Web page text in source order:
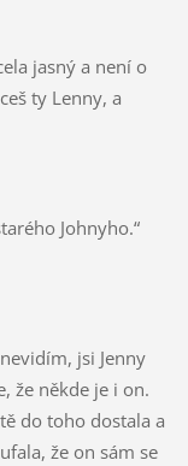
jasný a není o
ty Lenny, a
Johnyho.“
jsi Jenny
že někde je i on.
do toho dostala a
že on sám se